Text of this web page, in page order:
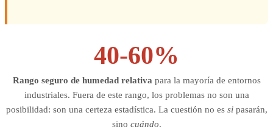
40-60%
Rango seguro de humedad relativa para la mayoría de entornos
industriales. Fuera de este rango, los problemas no son una
posibilidad: son una certeza estadística. La cuestión no es sipasarán,
sino cuándo.